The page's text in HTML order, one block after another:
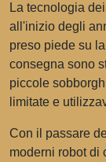
La tecnologia
all'inizio degli
preso piede su
consegna sono
piccole
limitate e
Con il passare
moderni robot di